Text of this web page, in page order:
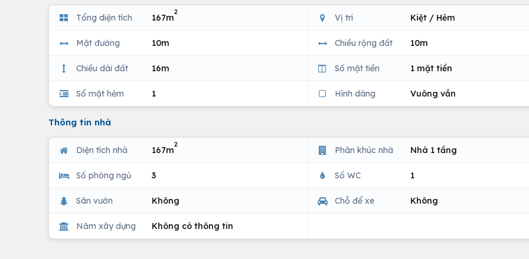
Tổng diện tích 167m
2
Vị trí Kiệt / Hẻm
Mặt đường 10m Chiều rộng đất 10m
Chiều dài đất 16m Số mặt tiền 1 mặt tiền
Số mặt hẻm 1 Hình dáng Vuông vắn
Thông tin nhà
Diện tích nhà 167m
2
Phân khúc nhà Nhà 1 tầng
Số phòng ngủ 3 Số WC 1
Sân vườn Không Chỗ để xe Không
Năm xây dựng Không có thông tin